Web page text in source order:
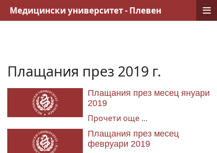
Плащания през 2019 г.
Плащания през месец януари
2019
Прочети още …
Плащания през месец
февруари 2019
Медицински университет - Плевен ≡